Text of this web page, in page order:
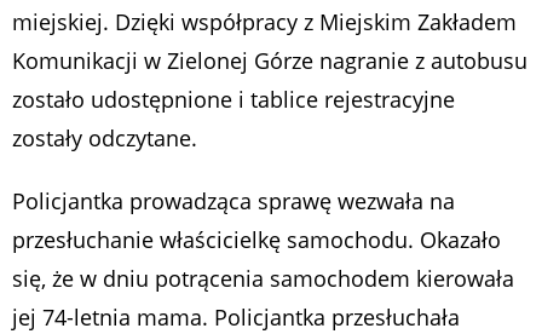
miejskiej. Dzięki współpracy z Miejskim Zakładem
Komunikacji w Zielonej Górze nagranie z autobusu
zostało udostępnione i tablice rejestracyjne
zostały odczytane.
Policjantka prowadząca sprawę wezwała na
przesłuchanie właścicielkę samochodu. Okazało
się, że w dniu potrącenia samochodem kierowała
jej 74-letnia mama. Policjantka przesłuchała